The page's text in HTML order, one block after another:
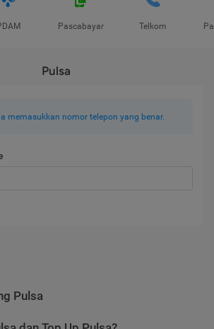
Pascabayar Telkom
Pulsa
memasukkan nomor telepon yang benar.
Pulsa